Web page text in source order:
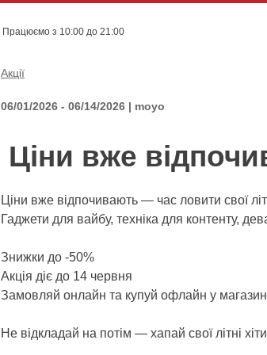
Працюємо з 10:00 до 21:00
Акції
06/01/2026 - 06/14/2026 | moyo
Ціни вже
Ціни вже відпочивають — час ловити свої
Гаджети для вайбу, техніка для контенту,
Знижки до -50%
Акція діє до 14 червня
Замовляй онлайн та купуй офлайн у
Не відкладай на потім — хапай свої літні